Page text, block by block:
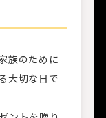
族のために
大切な日で